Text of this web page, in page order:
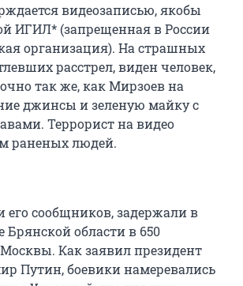
видеозаписью, якобы
ИГИЛ* (запрещенная в России
организация). На страшных
расстрел, виден человек,
так же, как Мирзоев на
джинсы и зеленую майку с
Террорист на видео
раненых людей.
его сообщников, задержали в
Брянской области в 650
Как заявил президент
Путин, боевики намеревались